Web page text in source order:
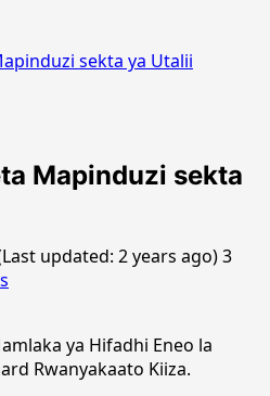
sekta ya Utalii
Mapinduzi sekta
updated: 2 years ago)3
ya Hifadhi Eneo la
Rwanyakaato Kiiza.